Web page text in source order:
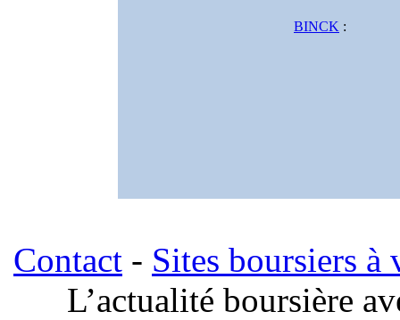
BINCK :
Contact - Sites boursiers à
L’actualité boursière